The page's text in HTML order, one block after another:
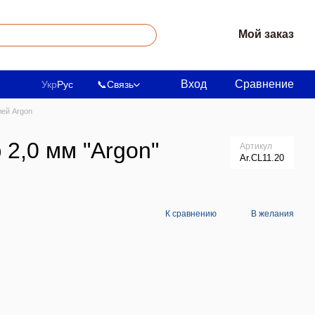
Мой заказ
УкрРус 📞Связь Вход Сравнение
Argon
мм "Argon" Артикул
Ar.CL11.20
К сравнению В желания